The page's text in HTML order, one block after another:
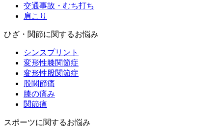
交通事故・むち打ち
肩こり
ひざ・関節に関するお悩み
シンスプリント
変形性膝関節症
変形性股関節症
股関節痛
膝の痛み
関節痛
スポーツに関するお悩み